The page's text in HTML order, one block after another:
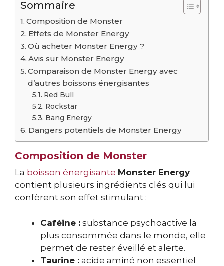
Sommaire
Composition de Monster
Effets de Monster Energy
Où acheter Monster Energy ?
Avis sur Monster Energy
Comparaison de Monster Energy avec
d’autres boissons énergisantes
Red Bull
Rockstar
Bang Energy
Dangers potentiels de Monster Energy
Composition de Monster
La boisson énergisante Monster Energy
contient plusieurs ingrédients clés qui lui
confèrent son effet stimulant :
Caféine : substance psychoactive la
plus consommée dans le monde, elle
permet de rester éveillé et alerte.
Taurine : acide aminé non essentiel